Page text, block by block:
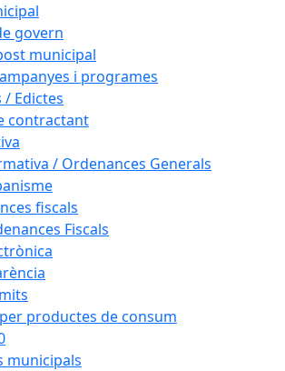
govern
municipal
i programes
/ Edictes
contractant
/ Ordenances Generals
fiscals
Fiscals
productes de consum
municipals